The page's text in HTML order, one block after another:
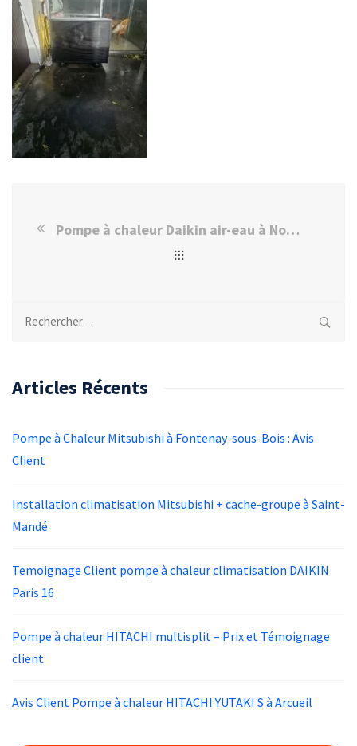
Pompe à chaleur Daikin air-eau à Nogent-sur-Marne chez M. Robert W.
Rechercher :
Articles Récents
Pompe à Chaleur Mitsubishi à Fontenay-sous-Bois : Avis
Client
Installation climatisation Mitsubishi + cache-groupe à Saint-
Mandé
Temoignage Client pompe à chaleur climatisation DAIKIN
Paris 16
Pompe à chaleur HITACHI multisplit – Prix et Témoignage
client
Avis Client Pompe à chaleur HITACHI YUTAKI S à Arcueil